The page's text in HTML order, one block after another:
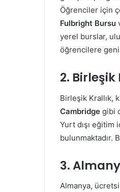
Öğrenciler için
Fulbright Bursu
yerel burslar,
öğrencilere
2. Birleşik
Birleşik Krallık,
Cambridge gibi
Yurt dışı eğitim
bulunmaktadır.
3.
Almanya,